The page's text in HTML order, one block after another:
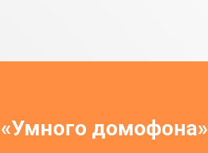
домофона»